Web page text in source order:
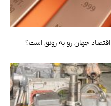
جهان رو به رونق است؟